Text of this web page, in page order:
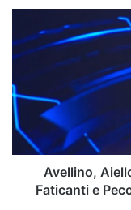
situazione
Aiello
a
Juve:
«Lavoriamo
per
Faticanti
e
Pecorino.Avellino,
Faticanti e